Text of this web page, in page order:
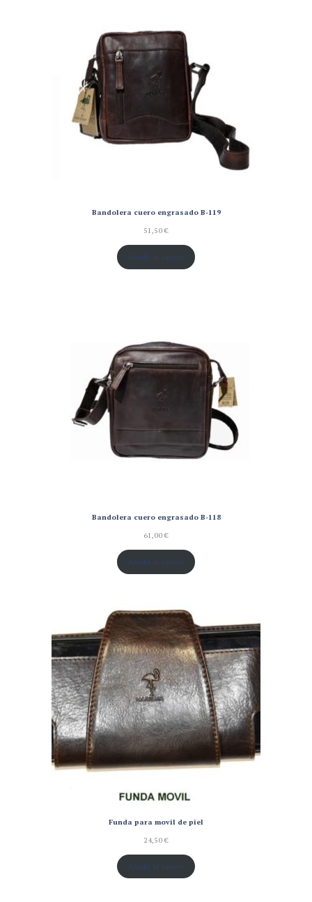
Bandolera cuero engrasado B-119
51,50€
Añadir al carrito
Bandolera cuero engrasado B-118
61,00€
Añadir al carrito
Funda para movil de piel
24,50€
Añadir al carrito